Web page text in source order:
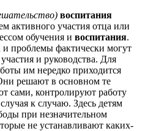
воспитания
активного участия отца или
обучения и воспитания.
проблемы фактически могут
и руководства. Для
им нередко приходится
решают в основном те
сами, контролируют работу
к случаю. Здесь детям
при незначительном
не устанавливают каких-